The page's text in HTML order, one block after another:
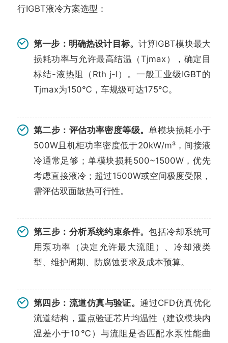
行IGBT液冷方案选型：
第一步：明确热设计目标。 计算IGBT模块最大
损耗功率与允许最高结温（Tjmax），确定目
标结-液热阻（Rth j-l）。一般工业级IGBT的
Tjmax为150℃，车规级可达175℃。
第二步：评估功率密度等级。单模块损耗小于
500W且机柜功率密度低于20kW/m³，间接液
冷通常足够；单模块损耗500~1500W，优先
考虑直接液冷；超过1500W或空间极度受限，
需评估双面散热可行性。
第三步：分析系统约束条件。包括冷却系统可
用泵功率（决定允许最大流阻）、冷却液类
型、维护周期、防腐蚀要求及成本预算。
第四步：流道仿真与验证。通过CFD仿真优化
流道结构，重点验证芯片均温性（建议模块内
温差小于10℃）与流阻是否匹配水泵性能曲